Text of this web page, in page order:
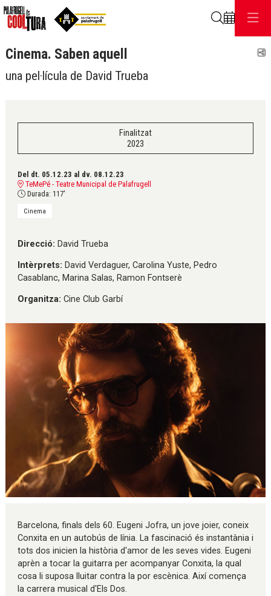
Cinema. Saben aquell
una pel·lícula de David Trueba
Finalitzat
2023
Del dt. 05.12.23 al dv. 08.12.23
TeMePé - Teatre Municipal de Palafrugell
Durada: 117'
Cinema
Direcció: David Trueba
Intèrprets: David Verdaguer, Carolina Yuste, Pedro
Casablanc, Marina Salas, Ramon Fontserè
Organitza: Cine Club Garbí
Barcelona, finals dels 60. Eugeni Jofra, un jove joier, coneix
Conxita en un autobús de línia. La fascinació és instantània i
tots dos inicien la història d'amor de les seves vides. Eugeni
aprèn a tocar la guitarra per acompanyar Conxita, la qual
cosa li suposa lluitar contra la por escènica. Així comença
la carrera musical d'Els Dos.